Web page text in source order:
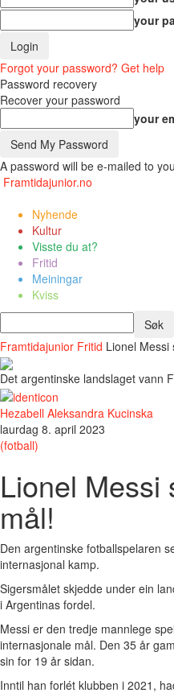
your
Forgot your password? Get help
Password recovery
Recover your password
your
A password will be e-mailed to
Framtidajunior.no
Nyhende
Kultur
Visste du at?
Fritid
Meiningar
Kviss
Framtidajunior Fritid Lionel Messi
Det argentinske landslaget vann
Hezabell Aleksandra Kucinska
laurdag 8. april 2023
(fotball)
Lionel Messi
mål!
Den argentinske fotballspelaren
internasjonal kamp.
Sigersmålet skjedde under ein
i Argentinas fordel.
Messi er den tredje mannlege
internasjonale mål. Den 35 år
sin for 19 år sidan.
Inntil han forlét klubben i 2021,